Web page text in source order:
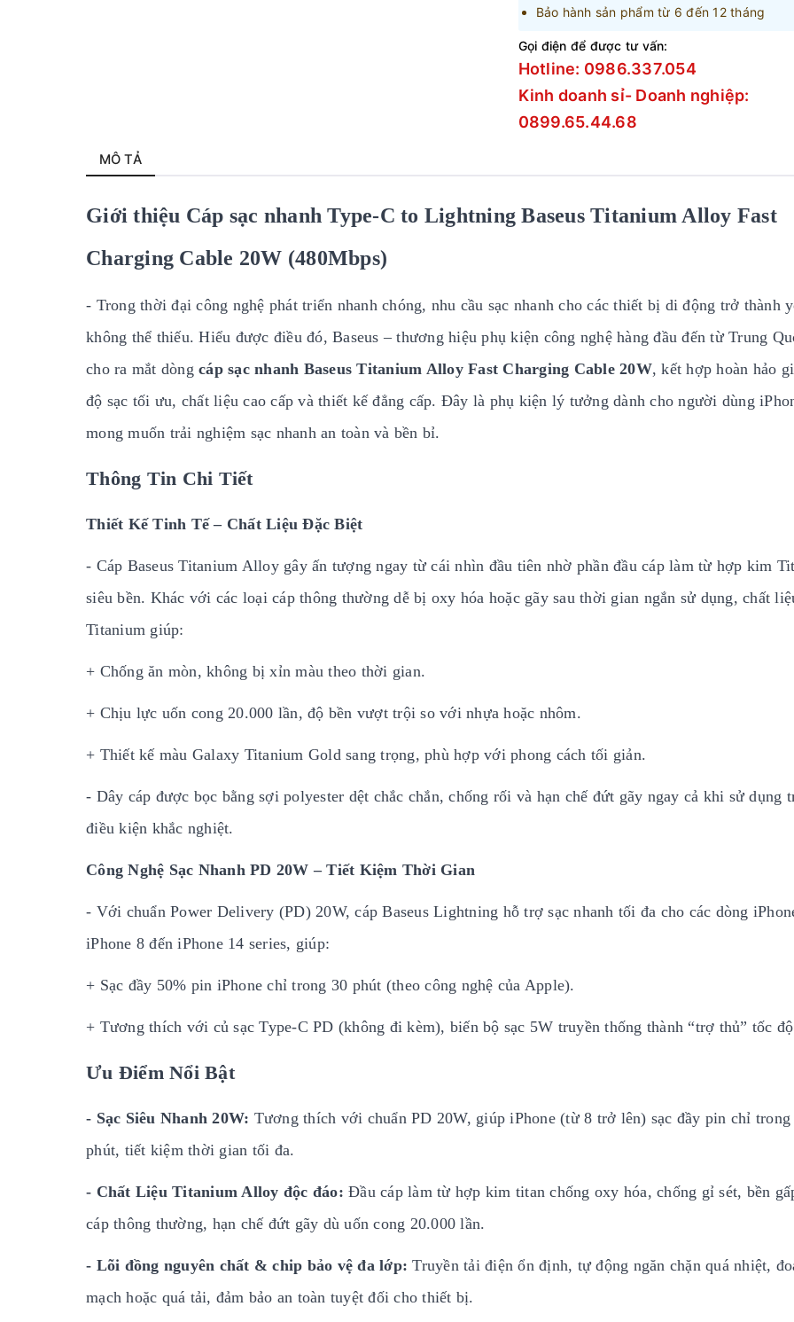
Bảo hành sản phẩm từ 6 đến 12 tháng
Gọi điện để được tư vấn:
Hotline: 0986.337.054
Kinh doanh sỉ- Doanh nghiệp:
0899.65.44.68
MÔ TẢ
Giới thiệu Cáp sạc nhanh Type-C to Lightning Baseus Titanium Alloy Fast
Charging Cable 20W (480Mbps)
- Trong thời đại công nghệ phát triển nhanh chóng, nhu cầu sạc nhanh cho các thiết bị di động trở thành
không thể thiếu. Hiểu được điều đó, Baseus – thương hiệu phụ kiện công nghệ hàng đầu đến từ Trung
cho ra mắt dòng cáp sạc nhanh Baseus Titanium Alloy Fast Charging Cable 20W, kết hợp hoàn hảo
độ sạc tối ưu, chất liệu cao cấp và thiết kế đẳng cấp. Đây là phụ kiện lý tưởng dành cho người dùng
mong muốn trải nghiệm sạc nhanh an toàn và bền bỉ.
Thông Tin Chi Tiết
Thiết Kế Tinh Tế – Chất Liệu Đặc Biệt
- Cáp Baseus Titanium Alloy gây ấn tượng ngay từ cái nhìn đầu tiên nhờ phần đầu cáp làm từ hợp kim
siêu bền. Khác với các loại cáp thông thường dễ bị oxy hóa hoặc gãy sau thời gian ngắn sử dụng, chất
Titanium giúp:
+ Chống ăn mòn, không bị xỉn màu theo thời gian.
+ Chịu lực uốn cong 20.000 lần, độ bền vượt trội so với nhựa hoặc nhôm.
+ Thiết kế màu Galaxy Titanium Gold sang trọng, phù hợp với phong cách tối giản.
- Dây cáp được bọc bằng sợi polyester dệt chắc chắn, chống rối và hạn chế đứt gãy ngay cả khi sử dụng
điều kiện khắc nghiệt.
Công Nghệ Sạc Nhanh PD 20W – Tiết Kiệm Thời Gian
- Với chuẩn Power Delivery (PD) 20W, cáp Baseus Lightning hỗ trợ sạc nhanh tối đa cho các dòng
iPhone 8 đến iPhone 14 series, giúp:
+ Sạc đầy 50% pin iPhone chỉ trong 30 phút (theo công nghệ của Apple).
+ Tương thích với củ sạc Type-C PD (không đi kèm), biến bộ sạc 5W truyền thống thành “trợ thủ” tốc
Ưu Điểm Nổi Bật
- Sạc Siêu Nhanh 20W: Tương thích với chuẩn PD 20W, giúp iPhone (từ 8 trở lên) sạc đầy pin chỉ trong
phút, tiết kiệm thời gian tối đa.
- Chất Liệu Titanium Alloy độc đáo: Đầu cáp làm từ hợp kim titan chống oxy hóa, chống gỉ sét, bền
cáp thông thường, hạn chế đứt gãy dù uốn cong 20.000 lần.
- Lõi đồng nguyên chất & chip bảo vệ đa lớp: Truyền tải điện ổn định, tự động ngăn chặn quá nhiệt,
mạch hoặc quá tải, đảm bảo an toàn tuyệt đối cho thiết bị.